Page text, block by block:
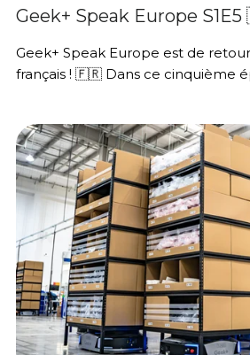
Geek+ Speak Europe
Geek+ Speak Europe est de
français ! 🇫🇷 Dans ce cinquième